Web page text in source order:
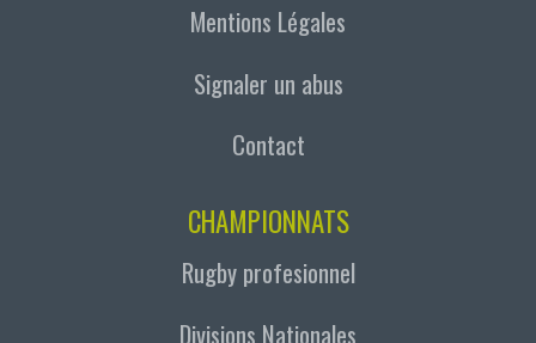
Mentions Légales
Signaler un abus
Contact
CHAMPIONNATS
Rugby profesionnel
Divisions Nationales